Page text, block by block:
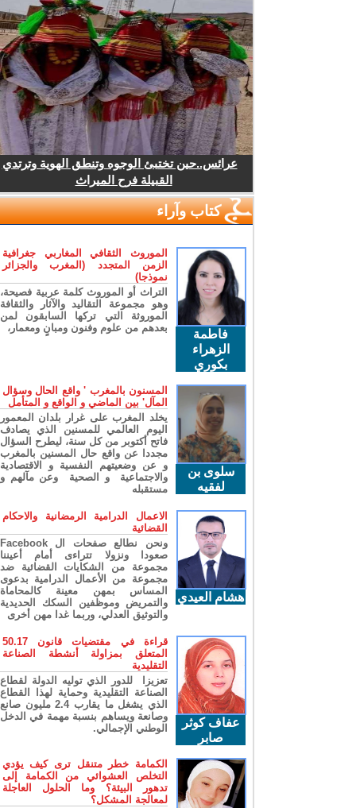
عرائس..حين تختبئ الوجوه وتنطق الهوية وترتدي
القبيلة فرح الميراث
كتاب وآراء
فاطمة
الزهراء
بكوري
الموروث الثقافي المغاربي جغرافية
الزمن المتجدد (المغرب والجزائر
نموذجا)
التراث أو الموروث كلمة عربية فصيحة،
وهو مجموعة التقاليد والآثار والثقافة
الموروثة التي تركها السابقون لمن
بعدهم من علوم وفنون ومبانٍ ومعمار،
سلوى بن
لفقيه
المسنون بالمغرب ' واقع الحال وسؤال
المآل' بين الماضي و الواقع و المتأمل
يخلد المغرب على غرار بلدان المعمور
اليوم العالمي للمسنين الذي يصادف
فاتح أكتوبر من كل سنة، ليطرح السؤال
مجددا عن واقع حال المسنين بالمغرب
و عن وضعيتهم النفسية و الاقتصادية
والاجتماعية و الصحية وعن مآلهم و
مستقبله
هشام العيدي
الاعمال الدرامية الرمضانية والاحكام
القضائية
ونحن نطالع صفحات ال Facebook
صعودا ونزولا تتراءى أمام أعيننا
مجموعة من الشكايات القضائية ضد
مجموعة من الأعمال الدرامية بدعوى
المساس بمهن معينة كالمحاماة
والتمريض وموظفين السكك الحديدية
والتوثيق العدلي، وربما غدا مهن أخرى
عفاف كوثر
صابر
قراءة في مقتضيات قانون 50.17
المتعلق بمزاولة أنشطة الصناعة
التقليدية
تعزيزا للدور الذي توليه الدولة لقطاع
الصناعة التقليدية وحماية لهذا القطاع
الذي يشغل ما يقارب 2.4 مليون صانع
وصانعة ويساهم بنسبة مهمة في الدخل
الوطني الإجمالي.
الكمامة خطر متنقل ترى كيف يؤدي
التخلص العشوائي من الكمامة إلى
تدهور البيئة؟ وما الحلول العاجلة
لمعالجة المشكل؟